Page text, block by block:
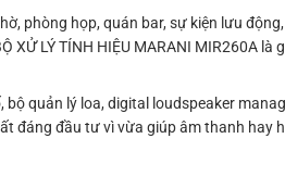
phòng họp, quán bar, sự kiện lưu
XỬ LÝ TÍNH HIỆU MARANI MIR260A
quản lý loa, digital loudspeaker
đáng đầu tư vì vừa giúp âm thanh